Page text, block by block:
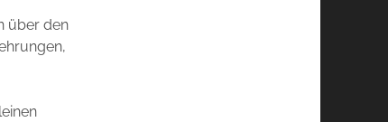
über den